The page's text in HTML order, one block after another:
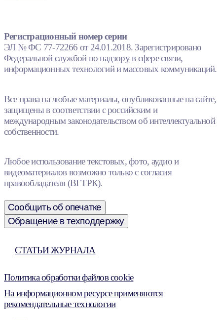
Регистрационный номер серии
ЭЛ № ФС 77-72266 от 24.01.2018. Зарегистрировано
Федеральной службой по надзору в сфере связи,
информационных технологий и массовых коммуникаций.
Все права на любые материалы, опубликованные на сайте,
защищены в соответствии с российским и
международным законодательством об интеллектуальной
собственности.
Любое использование текстовых, фото, аудио и
видеоматериалов возможно только с согласия
правообладателя (ВГТРК).
Сообщить об опечатке
Обращение в техподдержку
СТАТЬИ ЖУРНАЛА
Политика обработки файлов cookie
На информационном ресурсе применяются
рекомендательные технологии